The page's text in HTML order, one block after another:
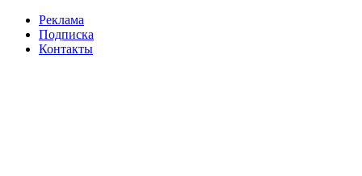
Реклама
Подписка
Контакты